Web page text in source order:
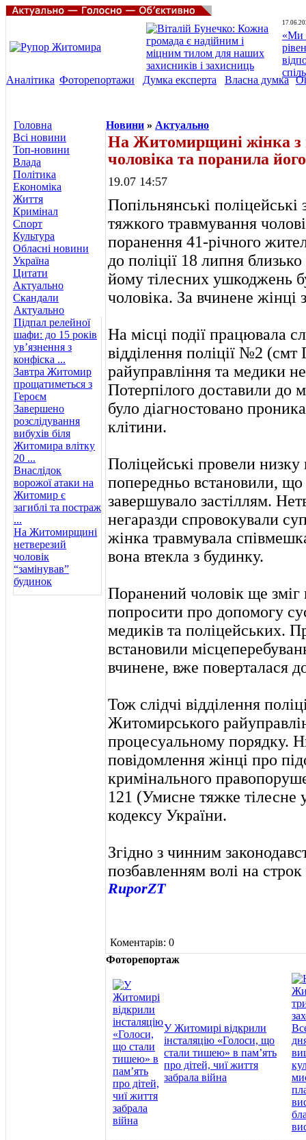
«Ми
Аналітика Фоторепортажи Думка експерта Власна думка
Головна
Всі новини
Топ-новини
Влада
Політика
Економіка
Життя
Кримінал
Спорт
Культура
Обласні новини
Україна
Цитати
Актуально
Скандали
Актуально
Підпал релейної
шафи: до 15 років
ув’язнення з
конфіска ...
Завтра Житомир
прощатиметься з
Героєм
Завершено
розслідування
вибухів біля
Житомира влітку
20 ...
Внаслідок
ворожої атаки на
Житомир є
загиблі та постраж
...
На Житомирщині
нетверезий
чоловік
“замінував”
будинок
Новини » Актуально
На Житомирщині жінка з
чоловіка та поранила його
19.07 14:57
Попільнянські
тяжкого травмування
поранення 41-річного
до поліції 18 липня
йому тілесних ушкоджень
чоловіка. За вчинене жінці
На місці події працювала
відділення поліції №2
райуправління та медики
Потерпілого доставили до
було діагностовано
клітини.
Поліцейські провели
попередньо встановили,
завершувало застіллям.
негаразди спровокували
жінка травмувала
вона втекла з будинку.
Поранений чоловік ще
попросити про допомогу
медиків та поліцейських.
встановили
вчинене, вже поверталася
Тож слідчі відділення
Житомирського
процесуальному порядку.
повідомлення жінці про
кримінального
121 (Умисне тяжке
кодексу України.
Згідно з чинним
позбавленням волі на строк
RuporZT
Коментарів: 0
Фоторепортаж
У Житомирі відкрили
інсталяцію «Голоси, що
стали тишею» в пам’ять
про дітей, чиї життя
забрала війна